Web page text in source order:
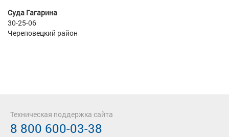
Суда Гагарина
30-25-06
Череповецкий район
Техническая поддержка сайта
8 800 600-03-38